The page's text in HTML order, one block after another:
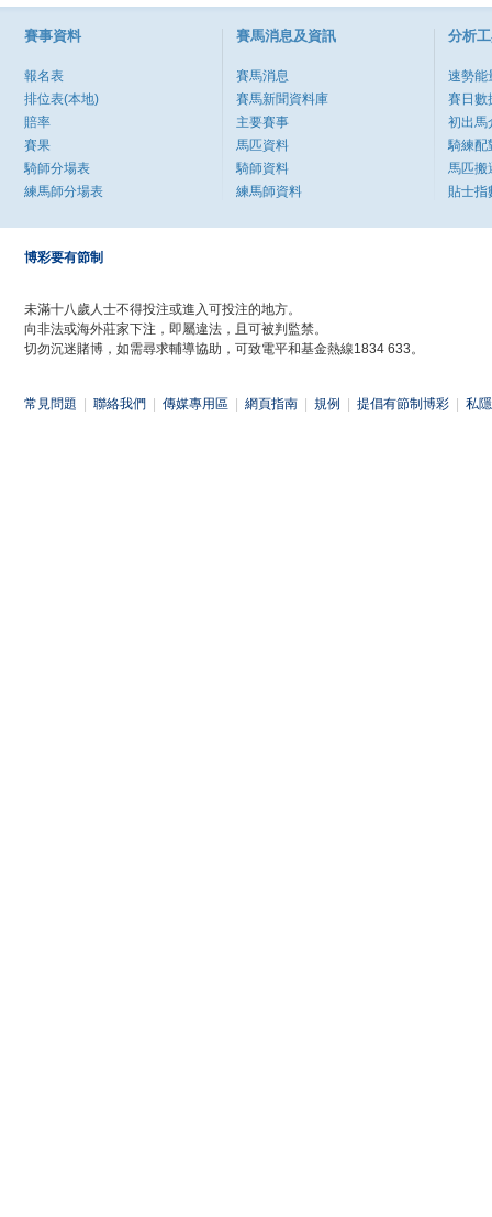
賽事資料
報名表
排位表(本地)
賠率
賽果
騎師分場表
練馬師分場表
賽馬消息及資訊
賽馬消息
賽馬新聞資料庫
主要賽事
馬匹資料
騎師資料
練馬師資料
分析
速勢能
賽日數
初出馬
騎練配
馬匹搬
貼士指
博彩要有節制
未滿十八歲人士不得投注或進入可投注的地方。
向非法或海外莊家下注，即屬違法，且可被判監禁。
切勿沉迷賭博，如需尋求輔導協助，可致電平和基金熱線1834 633。
常見問題 聯絡我們 傳媒專用區 網頁指南 規例 提倡有節制博彩 私